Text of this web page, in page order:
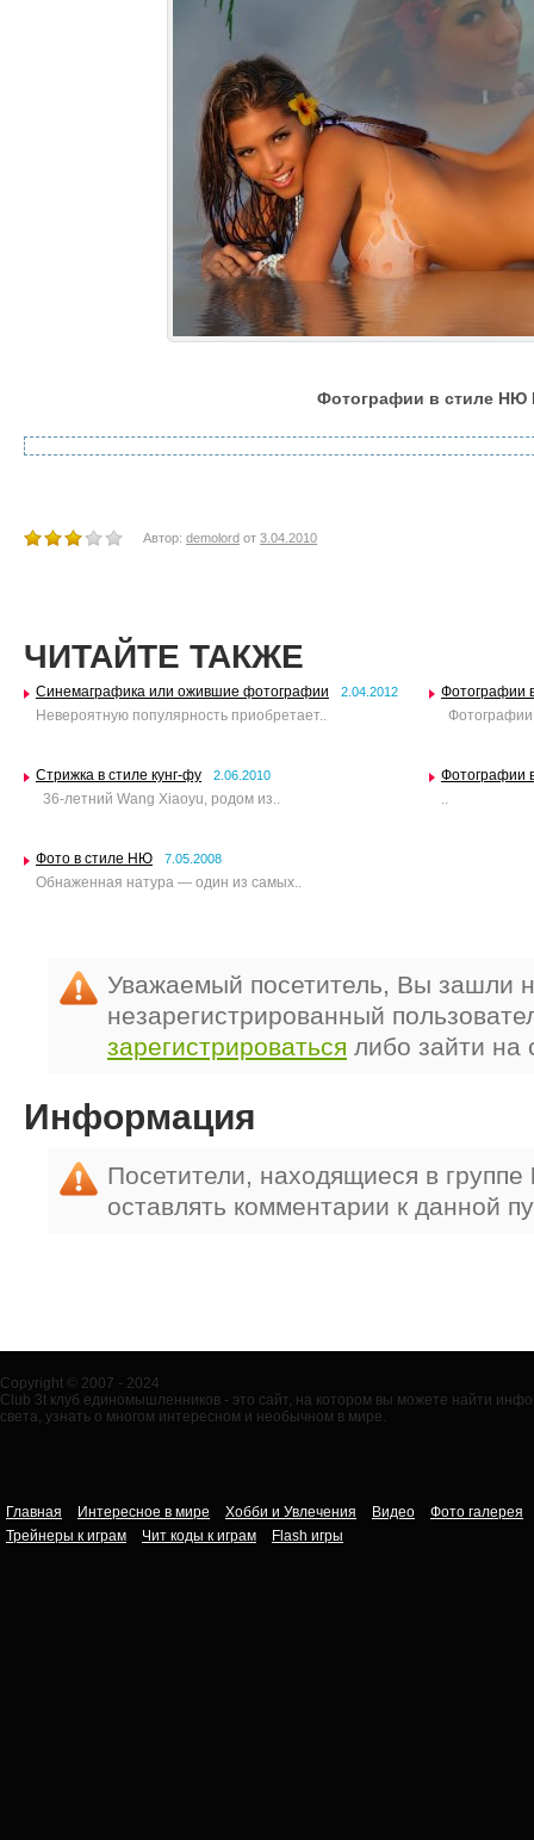
Фотографии в стиле
Автор: demolord от 3.04.2010
ЧИТАЙТЕ ТАКЖЕ
Синемаграфика или ожившие фотографии 2.04.2012
Невероятную популярность приобретает..
Фотографии
Стрижка в стиле кунг-фу 2.06.2010
36-летний Wang Xiaoyu, родом из..
Фотографии
..
Фото в стиле НЮ 7.05.2008
Обнаженная натура — один из самых..
Уважаемый посетитель, Вы зашли
незарегистрированный
зарегистрироваться либо зайти на
Информация
Посетители, находящиеся в группе
оставлять комментарии к данной
Copyright © 2007 - 2024
Club 3t клуб единомышленников - это сайт, на котором вы можете найти
света, узнать о многом интересном и необычном в мире.
Главная Интересное в мире Хобби и Увлечения Видео
Фото галерея
Трейнеры к играм
Чит коды к играм Flash игры